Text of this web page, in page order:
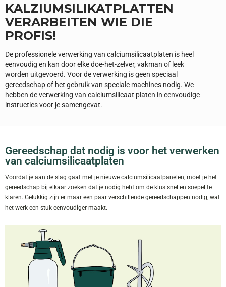
KALZIUMSILIKATPLATTEN
VERARBEITEN WIE DIE
PROFIS!
De professionele verwerking van calciumsilicaatplaten is heel
eenvoudig en kan door elke doe-het-zelver, vakman of leek
worden uitgevoerd. Voor de verwerking is geen speciaal
gereedschap of het gebruik van speciale machines nodig. We
hebben de verwerking van calciumsilicaat platen in eenvoudige
instructies voor je samengevat.
Gereedschap dat nodig is voor het verwerken
van calciumsilicaatplaten
Voordat je aan de slag gaat met je nieuwe calciumsilicaatpanelen, moet je het
gereedschap bij elkaar zoeken dat je nodig hebt om de klus snel en soepel te
klaren. Gelukkig zijn er maar een paar verschillende gereedschappen nodig, wat
het werk een stuk eenvoudiger maakt.